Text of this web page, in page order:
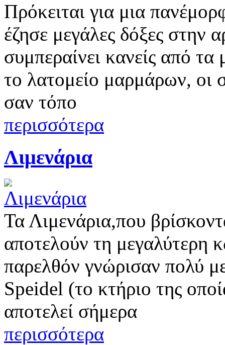
Πρόκειται για μια
έζησε μεγάλες δόξες στην
συμπεραίνει κανείς από
το λατομείο μαρμάρων, οι
σαν τόπο
περισσότερα
Λιμενάρια
Τα Λιμενάρια,που
αποτελούν τη μεγαλύτερη
παρελθόν γνώρισαν πολύ
Speidel (το κτήριο της
αποτελεί σήμερα
περισσότερα